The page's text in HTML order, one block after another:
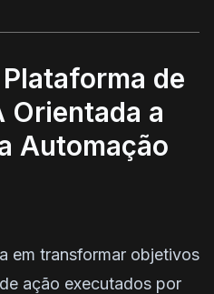
de
Orientada a
Automação
em transformar objetivos
ação executados por